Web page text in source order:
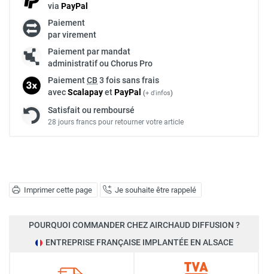
Imprimer cette page Je souhaite être rappelé
via PayPal
Paiement
par virement
Paiement par mandat
administratif ou Chorus Pro
PaiementCB 3 fois sans frais
avecScalapayetPayPal (+ d'infos)
Satisfait ou remboursé
28 jours francs pour retourner votre article
POURQUOI COMMANDER CHEZ AIRCHAUD DIFFUSION ?
ENTREPRISE FRANÇAISE IMPLANTÉE EN ALSACE